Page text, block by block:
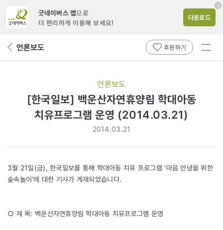
굿네이버스 앱으로
더 편리하게 이용해 보세요!
다운로드
뒤 언론보도 후원하기
전체
언론보도
[한국일보] 백운산자연휴양림 학대아동
치유프로그램 운영 (2014.03.21)
2014.03.21
3월 21일(금), 한국일보를 통해 학대아동 치유 프로그램 '마음 안녕을 위한
숲속놀이'에 대한 기사가 게재되었습니다.
○ 제 목: 백운산자연휴양림 학대아동 치유프로그램 운영